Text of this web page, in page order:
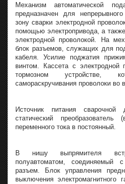
Механизм автоматической
предназначен для
зону сварки электродной
помощью электропривода, а
электродной проволокой. На
блок разъемов, служащих для
кабеля. Усилие поджатия
винтом. Кассета с электродной
тормозном устройстве,
самораскручивания проволоки во
Источник питания сварочной
статический преобразователь
переменного тока в постоянный.
В нишу выпрямителя
полуавтоматом, соединяемый
разъем. Блок управления
выключения электромагнитного